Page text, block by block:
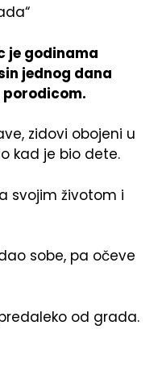
je godinama
jednog dana
zidovi obojeni u
kad je bio dete.
svojim životom i
sobe, pa očeve
od grada.